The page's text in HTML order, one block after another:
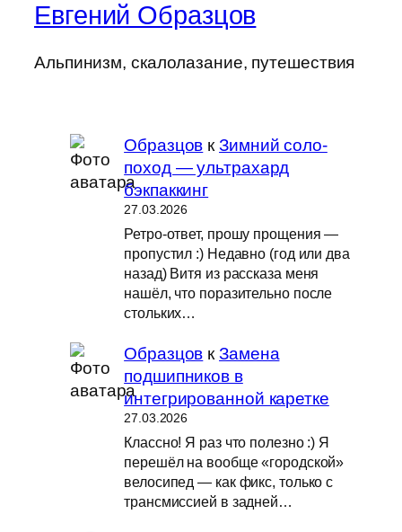
Евгений Образцов
Альпинизм, скалолазание, путешествия
Образцов кЗимний соло-
поход — ультрахард
бэкпаккинг
27.03.2026
Ретро-ответ, прошу прощения —
пропустил :) Недавно (год или два
назад) Витя из рассказа меня
нашёл, что поразительно после
стольких…
Образцов кЗамена
подшипников в
интегрированной каретке
27.03.2026
Классно! Я раз что полезно :) Я
перешёл на вообще «городской»
велосипед — как фикс, только с
трансмиссией в задней…